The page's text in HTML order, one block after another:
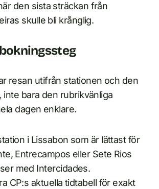
den sista sträckan från
skulle bli krånglig.
resan utifrån stationen och den
inte bara den rubrikvänliga
dagen enklare.
i Lissabon som är lättast för
Entrecampos eller Sete Rios
med Intercidades.
CP:s aktuella tidtabell för exakt